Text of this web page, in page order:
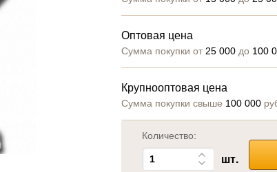
Оптовая цена
Сумма покупки от 25 000до 100
Крупнооптовая цена
Сумма покупки свыше 100 000
Количество:
шт.